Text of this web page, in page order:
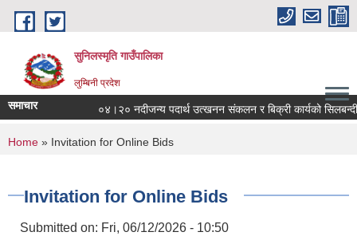
Skip to main content
सुनिलस्मृति गाउँपालिका
लुम्बिनी प्रदेश
समाचार ०४।२० नदीजन्य पदार्थ उत्खनन संकलन र बिक्री कार्यको सिलबन्दी
You are here
Home » Invitation for Online Bids
Invitation for Online Bids
Submitted on: Fri, 06/12/2026 - 10:50